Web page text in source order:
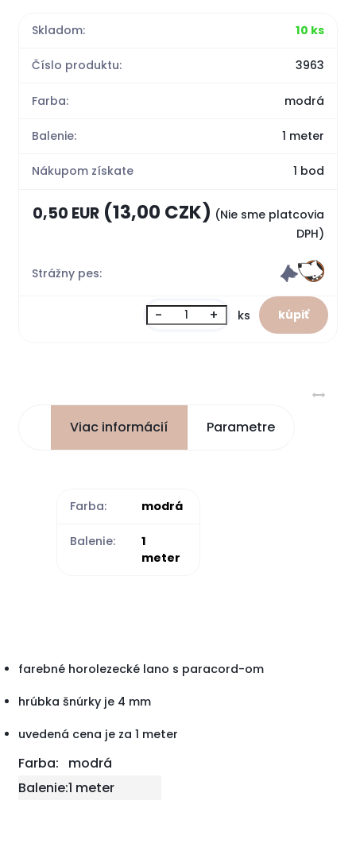
Skladom: 10 ks
Číslo produktu: 3963
Farba: modrá
Balenie: 1 meter
Nákupom získate 1 bod
0,50 EUR(13,00 CZK) (Nie sme platcovia
DPH)
Strážny pes:
- + ks
Viac informácií Parametre
farebné horolezecké lano s paracord-om
hrúbka šnúrky je 4 mm
uvedená cena je za 1 meter
Farba:
modrá
Balenie:1 meter
Farba: modrá
Balenie:
1
meter